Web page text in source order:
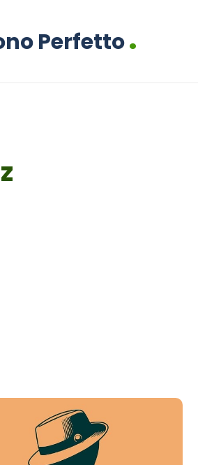
Perfetto.